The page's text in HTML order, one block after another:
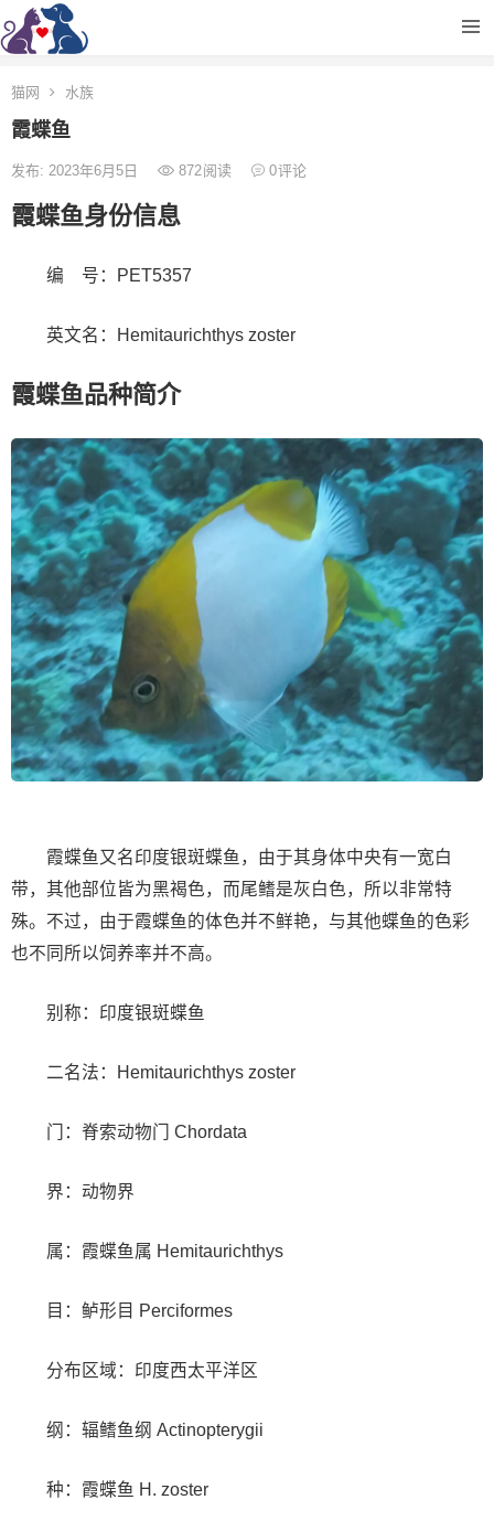
猫网 水族
霞蝶鱼
发布: 2023年6月5日 872阅读 0评论
霞蝶鱼身份信息
编 号：PET5357
英文名：Hemitaurichthys zoster
霞蝶鱼品种简介
霞蝶鱼又名印度银斑蝶鱼，由于其身体中央有一宽白
带，其他部位皆为黑褐色，而尾鳍是灰白色，所以非常特
殊。不过，由于霞蝶鱼的体色并不鲜艳，与其他蝶鱼的色彩
也不同所以饲养率并不高。
别称：印度银斑蝶鱼
二名法：Hemitaurichthys zoster
门：脊索动物门 Chordata
界：动物界
属：霞蝶鱼属 Hemitaurichthys
目：鲈形目 Perciformes
分布区域：印度西太平洋区
纲：辐鳍鱼纲 Actinopterygii
种：霞蝶鱼 H. zoster